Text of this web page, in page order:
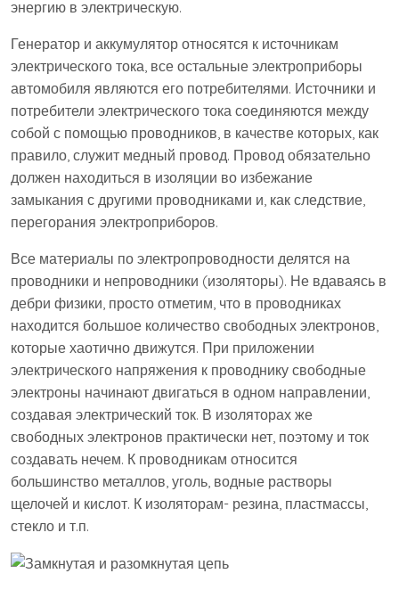
энергию в электрическую.
Генератор и аккумулятор относятся к источникам
электрического тока, все остальные электроприборы
автомобиля являются его потребителями. Источники и
потребители электрического тока соединяются между
собой с помощью проводников, в качестве которых, как
правило, служит медный провод. Провод обязательно
должен находиться в изоляции во избежание
замыкания с другими проводниками и, как следствие,
перегорания электроприборов.
Все материалы по электропроводности делятся на
проводники и непроводники (изоляторы). Не вдаваясь в
дебри физики, просто отметим, что в проводниках
находится большое количество свободных электронов,
которые хаотично движутся. При приложении
электрического напряжения к проводнику свободные
электроны начинают двигаться в одном направлении,
создавая электрический ток. В изоляторах же
свободных электронов практически нет, поэтому и ток
создавать нечем. К проводникам относится
большинство металлов, уголь, водные растворы
щелочей и кислот. К изоляторам- резина, пластмассы,
стекло и т.п.